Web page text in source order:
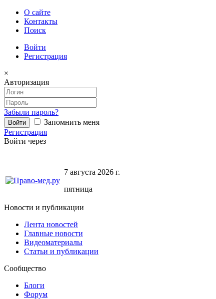
О сайте
Контакты
Поиск
Войти
Регистрация
×
Авторизация
Забыли пароль?
Запомнить меня
Регистрация
Войти через
7 августа 2026 г.
пятница
Новости и публикации
Лента новостей
Главные новости
Видеоматериалы
Статьи и публикации
Сообщество
Блоги
Форум